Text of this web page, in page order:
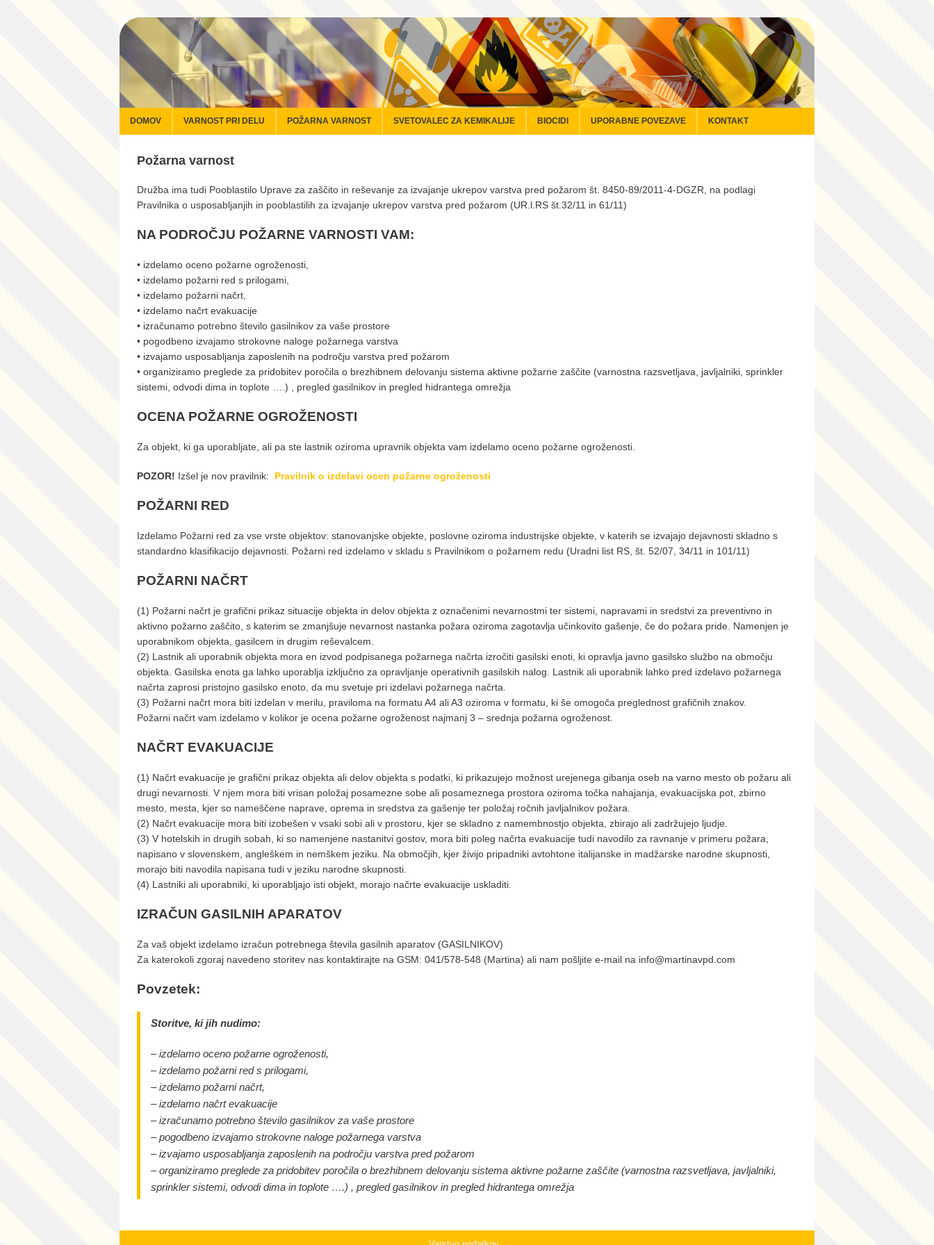
DOMOV VARNOST PRI DELU POŽARNA VARNOST SVETOVALEC ZA KEMIKALIJE BIOCIDI UPORABNE POVEZAVE KONTAKT
Požarna varnost
Družba ima tudi Pooblastilo Uprave za zaščito in reševanje za izvajanje ukrepov varstva pred požarom št. 8450-89/2011-4-DGZR, na podlagi
Pravilnika o usposabljanjih in pooblastilih za izvajanje ukrepov varstva pred požarom (UR.l.RS št.32/11 in 61/11)
NA PODROČJU POŽARNE VARNOSTI VAM:
• izdelamo oceno požarne ogroženosti,
• izdelamo požarni red s prilogami,
• izdelamo požarni načrt,
• izdelamo načrt evakuacije
• izračunamo potrebno število gasilnikov za vaše prostore
• pogodbeno izvajamo strokovne naloge požarnega varstva
• izvajamo usposabljanja zaposlenih na področju varstva pred požarom
• organiziramo preglede za pridobitev poročila o brezhibnem delovanju sistema aktivne požarne zaščite (varnostna razsvetljava, javljalniki, sprinkler
sistemi, odvodi dima in toplote ….) , pregled gasilnikov in pregled hidrantega omrežja
OCENA POŽARNE OGROŽENOSTI
Za objekt, ki ga uporabljate, ali pa ste lastnik oziroma upravnik objekta vam izdelamo oceno požarne ogroženosti.
POZOR! Izšel je nov pravilnik: Pravilnik o izdelavi ocen požarne ogroženosti
POŽARNI RED
Izdelamo Požarni red za vse vrste objektov: stanovanjske objekte, poslovne oziroma industrijske objekte, v katerih se izvajajo dejavnosti skladno s
standardno klasifikacijo dejavnosti. Požarni red izdelamo v skladu s Pravilnikom o požarnem redu (Uradni list RS, št. 52/07, 34/11 in 101/11)
POŽARNI NAČRT
(1) Požarni načrt je grafični prikaz situacije objekta in delov objekta z označenimi nevarnostmi ter sistemi, napravami in sredstvi za preventivno in
aktivno požarno zaščito, s katerim se zmanjšuje nevarnost nastanka požara oziroma zagotavlja učinkovito gašenje, če do požara pride. Namenjen je
uporabnikom objekta, gasilcem in drugim reševalcem.
(2) Lastnik ali uporabnik objekta mora en izvod podpisanega požarnega načrta izročiti gasilski enoti, ki opravlja javno gasilsko službo na območju
objekta. Gasilska enota ga lahko uporablja izključno za opravljanje operativnih gasilskih nalog. Lastnik ali uporabnik lahko pred izdelavo požarnega
načrta zaprosi pristojno gasilsko enoto, da mu svetuje pri izdelavi požarnega načrta.
(3) Požarni načrt mora biti izdelan v merilu, praviloma na formatu A4 ali A3 oziroma v formatu, ki še omogoča preglednost grafičnih znakov.
Požarni načrt vam izdelamo v kolikor je ocena požarne ogroženost najmanj 3 – srednja požarna ogroženost.
NAČRT EVAKUACIJE
(1) Načrt evakuacije je grafični prikaz objekta ali delov objekta s podatki, ki prikazujejo možnost urejenega gibanja oseb na varno mesto ob požaru ali
drugi nevarnosti. V njem mora biti vrisan položaj posamezne sobe ali posameznega prostora oziroma točka nahajanja, evakuacijska pot, zbirno
mesto, mesta, kjer so nameščene naprave, oprema in sredstva za gašenje ter položaj ročnih javljalnikov požara.
(2) Načrt evakuacije mora biti izobešen v vsaki sobi ali v prostoru, kjer se skladno z namembnostjo objekta, zbirajo ali zadržujejo ljudje.
(3) V hotelskih in drugih sobah, ki so namenjene nastanitvi gostov, mora biti poleg načrta evakuacije tudi navodilo za ravnanje v primeru požara,
napisano v slovenskem, angleškem in nemškem jeziku. Na območjih, kjer živijo pripadniki avtohtone italijanske in madžarske narodne skupnosti,
morajo biti navodila napisana tudi v jeziku narodne skupnosti.
(4) Lastniki ali uporabniki, ki uporabljajo isti objekt, morajo načrte evakuacije uskladiti.
IZRAČUN GASILNIH APARATOV
Za vaš objekt izdelamo izračun potrebnega števila gasilnih aparatov (GASILNIKOV)
Za katerokoli zgoraj navedeno storitev nas kontaktirajte na GSM: 041/578-548 (Martina) ali nam pošljite e-mail na info@martinavpd.com
Povzetek:
Storitve, ki jih nudimo:
– izdelamo oceno požarne ogroženosti,
– izdelamo požarni red s prilogami,
– izdelamo požarni načrt,
– izdelamo načrt evakuacije
– izračunamo potrebno število gasilnikov za vaše prostore
– pogodbeno izvajamo strokovne naloge požarnega varstva
– izvajamo usposabljanja zaposlenih na področju varstva pred požarom
– organiziramo preglede za pridobitev poročila o brezhibnem delovanju sistema aktivne požarne zaščite (varnostna razsvetljava, javljalniki,
sprinkler sistemi, odvodi dima in toplote ….) , pregled gasilnikov in pregled hidrantega omrežja